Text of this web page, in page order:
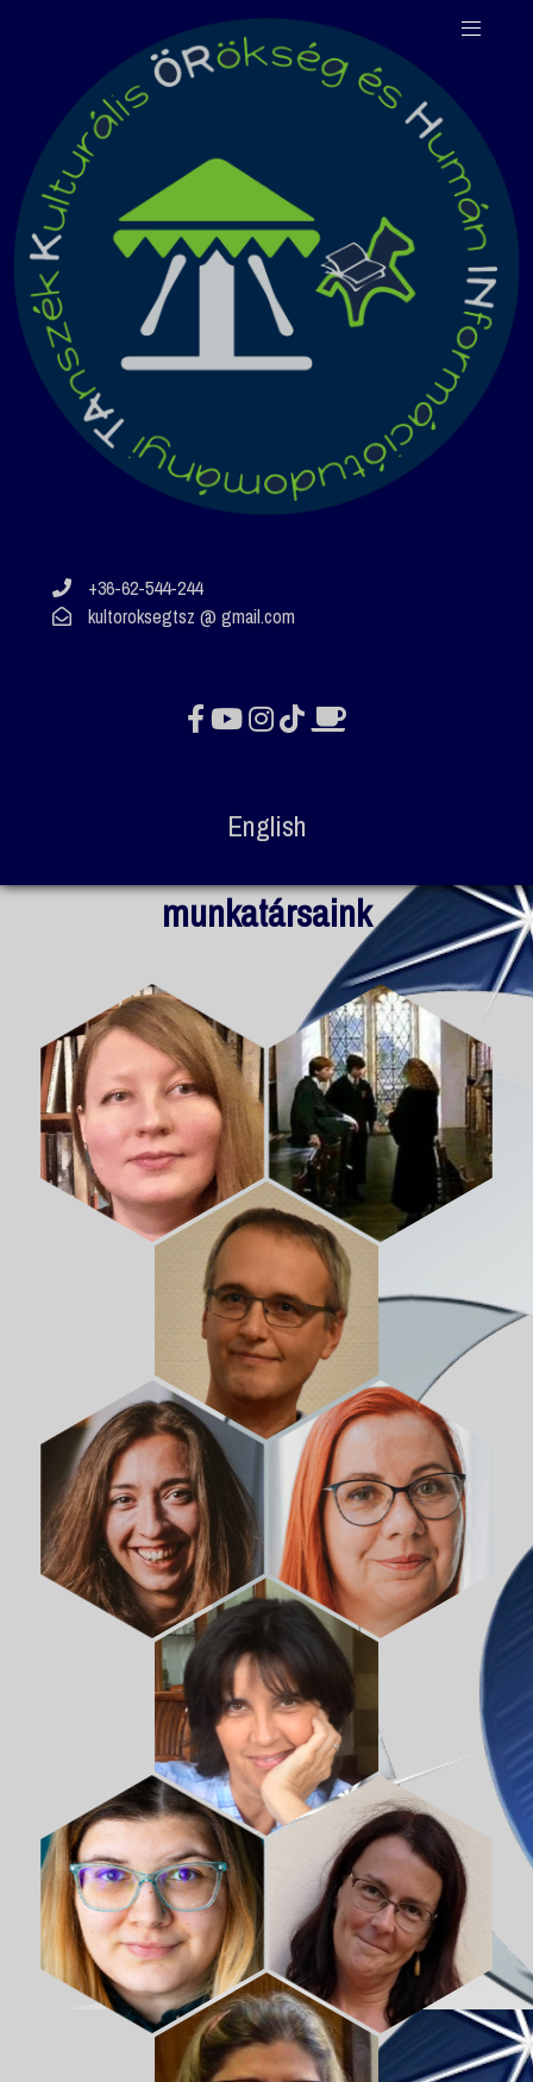
+36-62-544-244
kultoroksegtsz @ gmail.com
English
munkatársaink